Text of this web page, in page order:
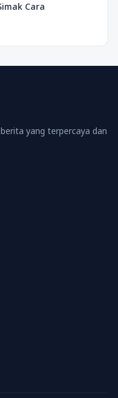
Cara
yang terpercaya dan